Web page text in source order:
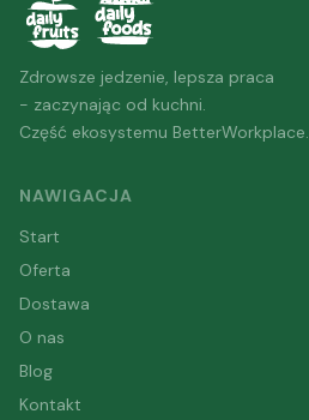
Zdrowsze jedzenie, lepsza praca
- zaczynając od kuchni.
Część ekosystemu BetterWorkplace.
NAWIGACJA
Start
Oferta
Dostawa
O nas
Blog
Kontakt